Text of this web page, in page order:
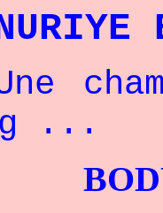
...